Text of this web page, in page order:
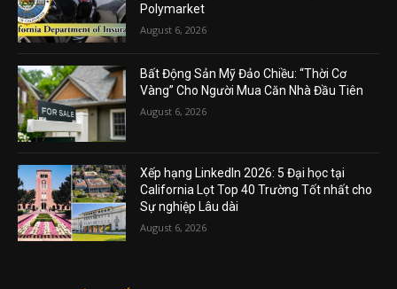
Polymarket
August 6, 2026
Bất Động Sản Mỹ Đảo Chiều: “Thời Cơ
Vàng” Cho Người Mua Căn Nhà Đầu Tiên
August 6, 2026
Xếp hạng LinkedIn 2026: 5 Đại học tại
California Lọt Top 40 Trường Tốt nhất cho
Sự nghiệp Lâu dài
August 6, 2026